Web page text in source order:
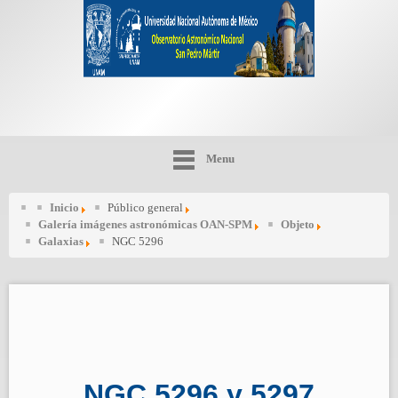
Menu
Inicio
Público general
Galería imágenes astronómicas OAN-SPM
Objeto
Galaxias
NGC 5296